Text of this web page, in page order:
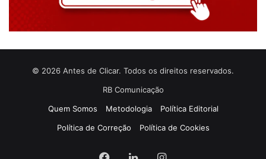
© 2026 Antes de Clicar. Todos os direitos reservados.
RB Comunicação
Quem Somos
Metodologia
Política Editorial
Política de Correção
Política de Cookies